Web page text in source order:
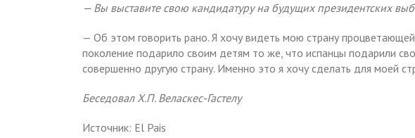
— Вы выставите свою кандидатуру на будущих президентских
— Об этом говорить рано. Я хочу видеть мою страну
поколение подарило своим детям то же, что испанцы подарили
совершенно другую страну. Именно это я хочу сделать для моей
Беседовал Х.П. Веласкес-Гастелу
Источник: El Pais